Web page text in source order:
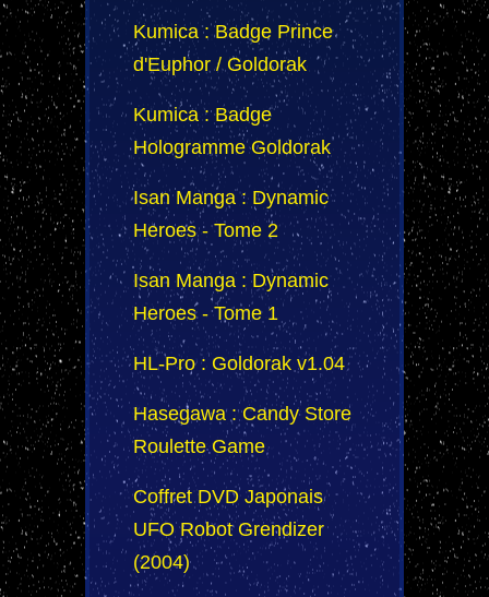
Kumica : Badge Prince
d'Euphor / Goldorak
Kumica : Badge
Hologramme Goldorak
Isan Manga : Dynamic
Heroes - Tome 2
Isan Manga : Dynamic
Heroes - Tome 1
HL-Pro : Goldorak v1.04
Hasegawa : Candy Store
Roulette Game
Coffret DVD Japonais
UFO Robot Grendizer
(2004)